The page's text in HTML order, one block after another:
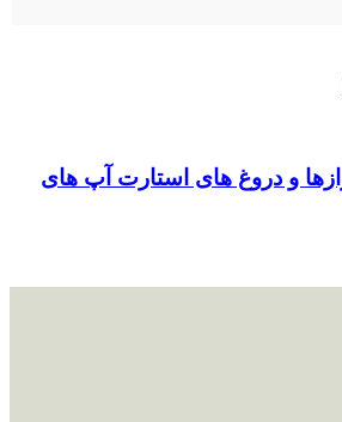
و دروغ های استارت آپ های